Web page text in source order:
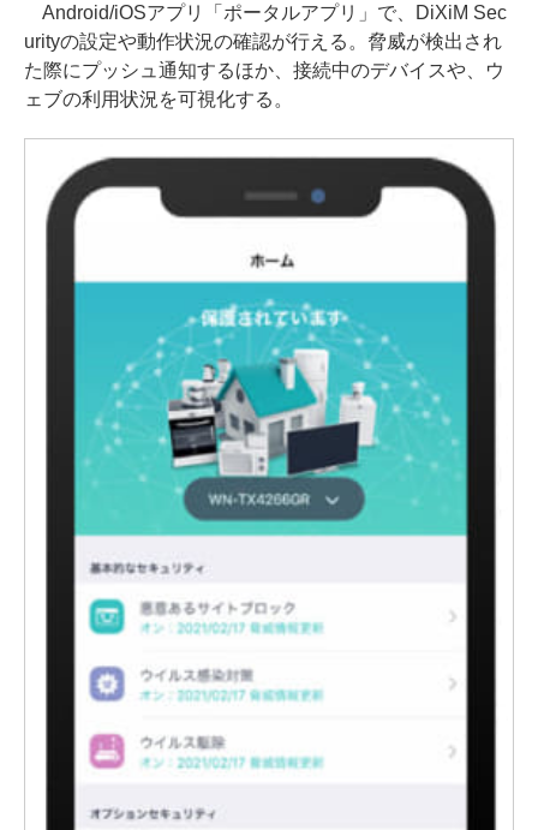
Android/iOSアプリ「ポータルアプリ」で、DiXiM Sec
urityの設定や動作状況の確認が行える。脅威が検出され
た際にプッシュ通知するほか、接続中のデバイスや、ウ
ェブの利用状況を可視化する。